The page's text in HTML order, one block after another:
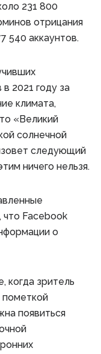
231 800
отрицания
540 аккаунтов.
2021 году за
климата,
«Великий
солнечной
следующий
ничего нельзя.
что Facebook
о
когда зритель
появиться